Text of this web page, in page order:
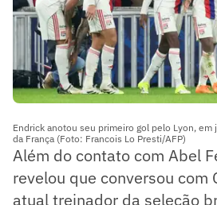
Endrick anotou seu primeiro gol pelo Lyon, em
da França (Foto: Francois Lo Presti/AFP)
Além do contato com Abel
revelou que conversou com
atual treinador da seleção